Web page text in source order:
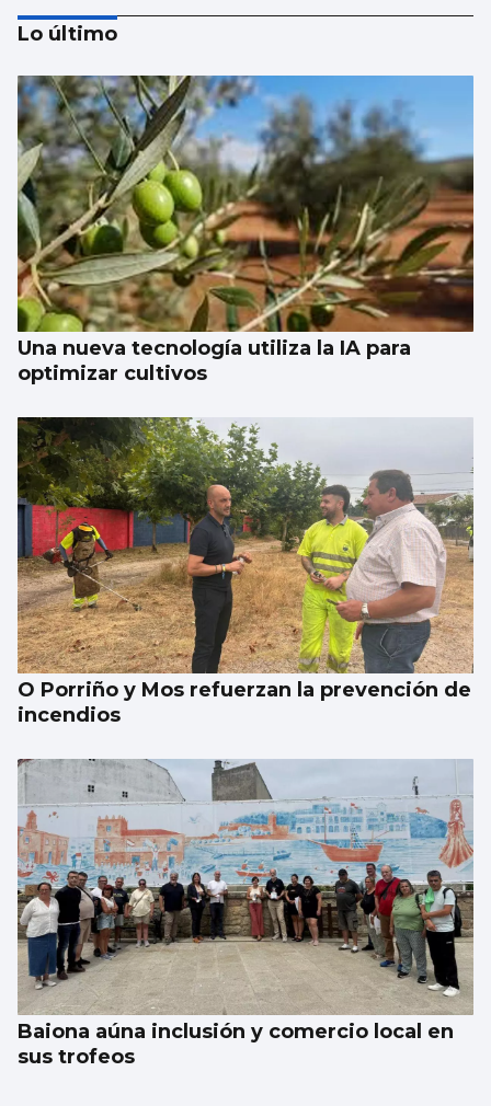
Francisco Muro de Iscar
¿Qué país estamos construyendo?
Lo último
Una nueva tecnología utiliza la IA para
optimizar cultivos
O Porriño y Mos refuerzan la prevención de
incendios
Baiona aúna inclusión y comercio local en
sus trofeos